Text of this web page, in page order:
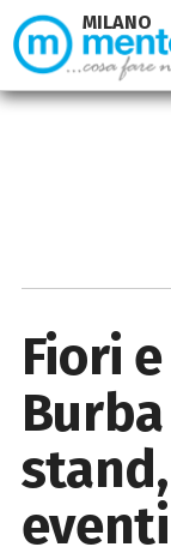
Fiori
eventi
MILANO